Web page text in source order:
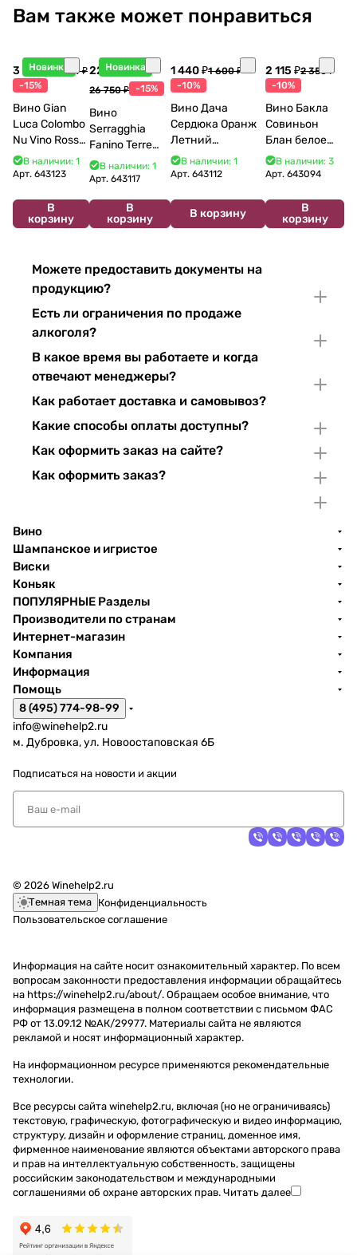
Вам также может понравиться
Новинка
3 998 ₽4 704 ₽
-15%
Вино Gian
Luca Colombo
Nu Vino Rosso
2025 750 мл
В наличии: 1
Арт. 643123
В
корзину
Новинка
22 738 ₽
26 750 ₽ -15%
Вино
Serragghia
Fanino Terre
Siciliane IGP
2022 750 мл
В наличии: 1
Арт.643117
В
корзину
1 440 ₽1 600 ₽
-10%
Вино Дача
Сердюка Оранж
Летний
Сибирьковый
2024 750 мл
В наличии: 1
Арт. 643112
В корзину
2 115 ₽2 350 ₽
-10%
Вино Бакла
Совиньон
Блан белое
сухое 750 мл
12%
В наличии: 3
Арт.643094
В
корзину
Можете предоставить документы на
продукцию?
Есть ли ограничения по продаже
алкоголя?
В какое время вы работаете и когда
отвечают менеджеры?
Как работает доставка и самовывоз?
Какие способы оплаты доступны?
Как оформить заказ на сайте?
Как оформить заказ?
Вино
Шампанское и игристое
Виски
Коньяк
ПОПУЛЯРНЫЕ Разделы
Производители по странам
Интернет-магазин
Компания
Информация
Помощь
8 (495) 774-98-99
info@winehelp2.ru
м. Дубровка, ул. Новоостаповская 6Б
Подписаться на новости и акции
© 2026 Winehelp2.ru
Темная тема Конфиденциальность
Пользовательское соглашение
Информация на сайте носит ознакомительный характер. По всем
вопросам законности предоставления информации обращайтесь
на https://winehelp2.ru/about/. Обращаем особое внимание, что
информация размещена в полном соответствии с письмом ФАС
РФ от 13.09.12 №АК/29977. Материалы сайта не являются
рекламой и носят информационный характер.
На информационном ресурсе применяются рекомендательные
технологии.
Все ресурсы сайта winehelp2.ru, включая (но не ограничиваясь)
текстовую, графическую, фотографическую и видео информацию,
структуру, дизайн и оформление страниц, доменное имя,
фирменное наименование являются объектами авторского права
и прав на интеллектуальную собственность, защищены
российским законодательством и международными
соглашениями об охране авторских прав. Читать далее